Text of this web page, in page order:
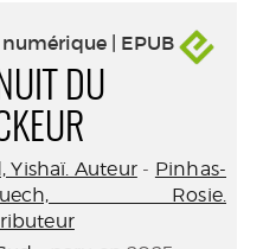
numérique | EPUB
DU
Yishaï. Auteur- Pinhas-
Rosie.